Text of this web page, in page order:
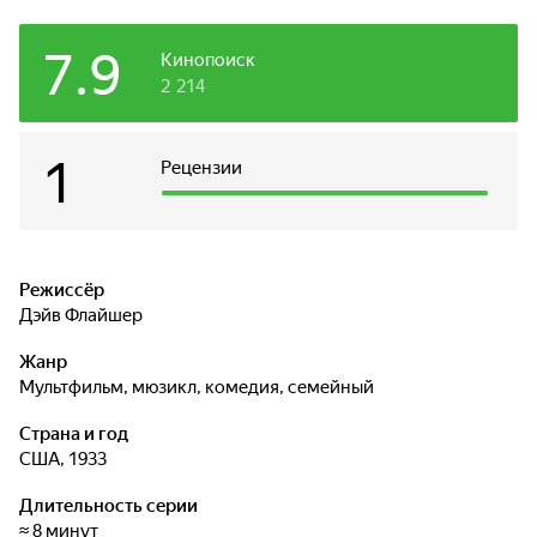
Кинопоиск
7.9 2 214
Рецензии
1
Режиссёр
Дэйв Флайшер
Жанр
мультфильм, мюзикл, комедия, семейный
Страна и год
США, 1933
Длительность серии
≈ 8 минут